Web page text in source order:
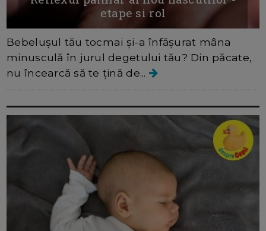
etape si rol
Bebelușul tău tocmai și-a înfășurat mâna
minusculă în jurul degetului tău? Din păcate,
nu încearcă să te țină de...